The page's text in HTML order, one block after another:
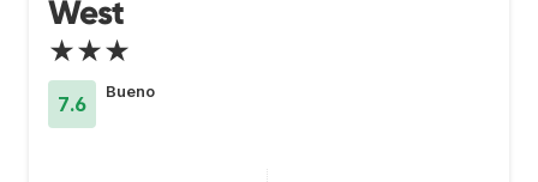
West
★★★
7.6
Bueno